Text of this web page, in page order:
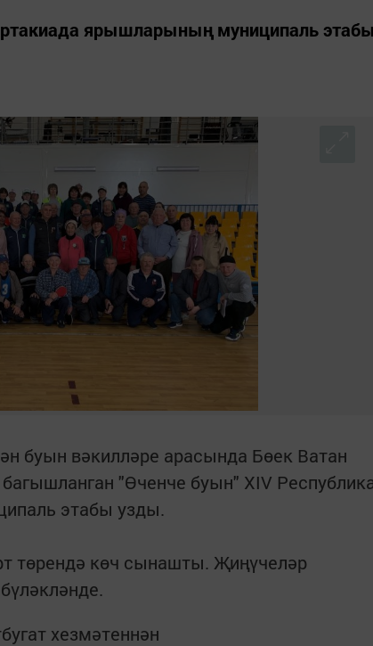
ярышларының муниципаль
буын вәкилләре арасында Бөек Ватан
"Өченче буын" XIV
этабы узды.
төрендә көч сынашты. Җиңүчеләр
хезмәтеннән